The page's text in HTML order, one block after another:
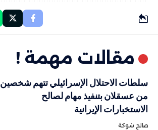
مقالات مهمة !
سلطات الاحتلال الإسرائيلي تتهم شخصين
من عسقلان بتنفيذ مهام لصالح
الاستخبارات الإيرانية
صالح شوكة